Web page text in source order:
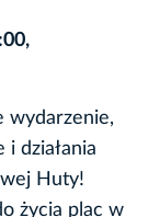
wydarzenie,
i działania
Huty!
życia plac w